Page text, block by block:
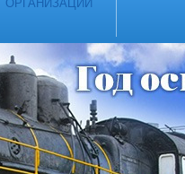
ОРГАНИЗАЦИИ